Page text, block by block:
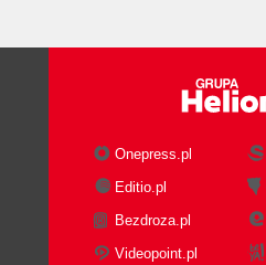
Onepress.pl
Editio.pl
Bezdroza.pl
Videopoint.pl